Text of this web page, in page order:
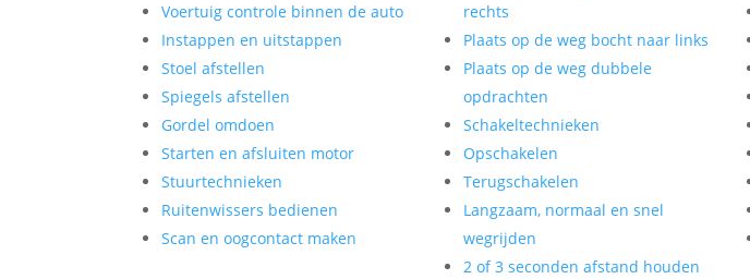
Voertuig controle binnen de auto
Instappen en uitstappen
Stoel afstellen
Spiegels afstellen
Gordel omdoen
Starten en afsluiten motor
Stuurtechnieken
Ruitenwissers bedienen
Scan en oogcontact maken
rechts
Plaats op de weg bocht naar links
Plaats op de weg dubbele
opdrachten
Schakeltechnieken
Opschakelen
Terugschakelen
Langzaam, normaal en snel
wegrijden
2 of 3 seconden afstand houden